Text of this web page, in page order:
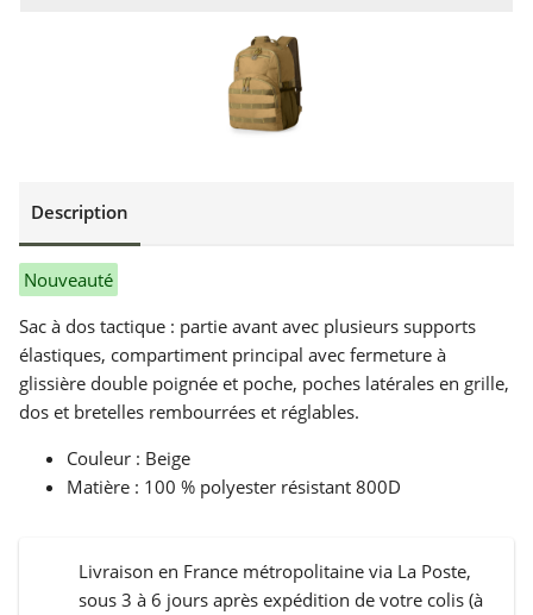
Description
Nouveauté
Sac à dos tactique : partie avant avec plusieurs supports
élastiques, compartiment principal avec fermeture à
glissière double poignée et poche, poches latérales en grille,
dos et bretelles rembourrées et réglables.
Couleur : Beige
Matière : 100 % polyester résistant 800D
Livraison en France métropolitaine via La Poste,
sous 3 à 6 jours après expédition de votre colis (à